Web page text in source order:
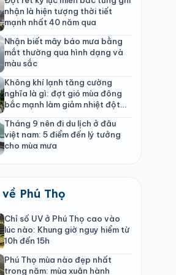
nhận là hiện tượng thời tiết
mạnh nhất 40 năm qua
Nhận biết mây báo mưa bằng
mắt thường qua hình dạng và
màu sắc
Không khí lạnh tăng cường
nghĩa là gì: đợt gió mùa đông
bắc mạnh làm giảm nhiệt đột
Tháng 9 nên đi du lịch ở đâu
việt nam: 5 điểm đến lý tưởng
cho mùa mưa
Phú Thọ
Chỉ số UV ở Phú Thọ cao vào
lúc nào: Khung giờ nguy hiểm từ
10h đến 15h
Phú Thọ mùa nào đẹp nhất
trong năm: mùa xuân hành